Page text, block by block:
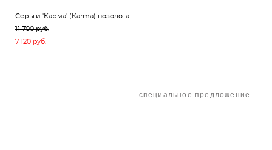
Серьги 'Карма' (Karma) позолота
11 700 pуб.
7 120 pуб.
специальное предложение